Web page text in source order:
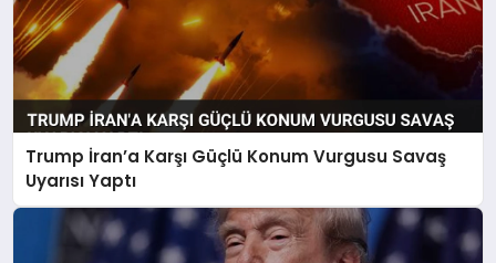
Trump İran’a Karşı Güçlü Konum Vurgusu Savaş
Uyarısı Yaptı